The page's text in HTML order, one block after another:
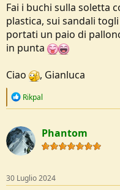
Fai i buchi sulla soletta
plastica, sui sandali
portati un paio di
in punta
Ciao
, Gianluca
R
c
t
i
o
s
:
Rikpal
Phantom
30 Luglio 2024